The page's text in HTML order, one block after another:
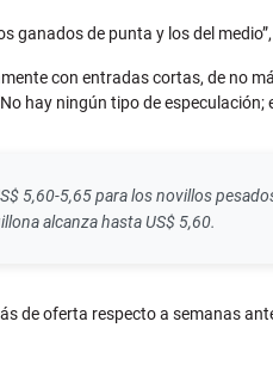
ganados de punta y los del
con entradas cortas, de no
hay ningún tipo de
5,60-5,65 para los novillos
alcanza hasta US$ 5,60.
de oferta respecto a semanas